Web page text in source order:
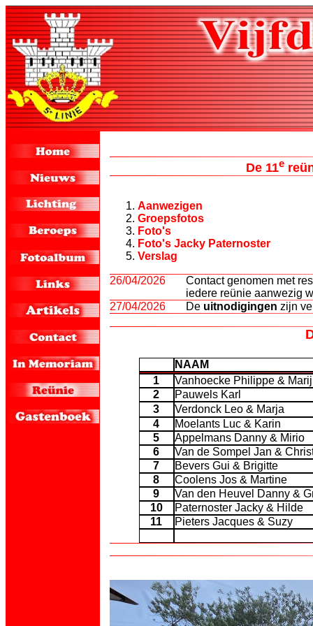
De 11e
Aanwezigen
Groepsfotos
Foto's
Foto's Jacky Paternoster
Verslag
26/04/2026
Contact genomen met
iedere reünie aanwezig
27/04/2026
De uitnodigingen zijn
NAAM
1
Vanhoecke Philippe &
2
Pauwels Karl
3
Verdonck Leo & Marja
4
Moelants Luc & Karin
5
Appelmans Danny & Mirio
6
Van de Sompel Jan &
7
Bevers Gui & Brigitte
8
Coolens Jos & Martine
9
Van den Heuvel Danny &
10
Paternoster Jacky & Hilde
11
Pieters Jacques & Suzy